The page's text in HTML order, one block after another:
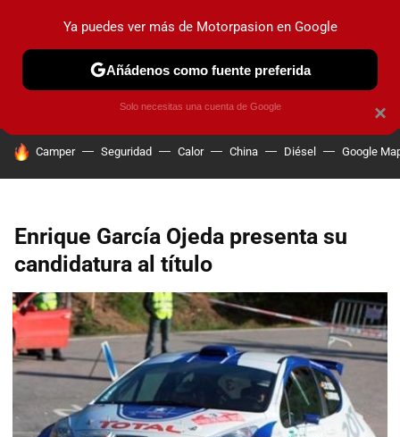
PRUEBAS COCHES ELÉCTRICOS OBSERVATORIO
HOY SE HABLA DE
Camper Seguridad Calor China Diésel Google
Enrique García Ojeda presenta su
candidatura al título
×
Ya puedes ver más de Motorpasion en Google
Añádenos como fuente preferida
Solo necesitas una cuenta de Google